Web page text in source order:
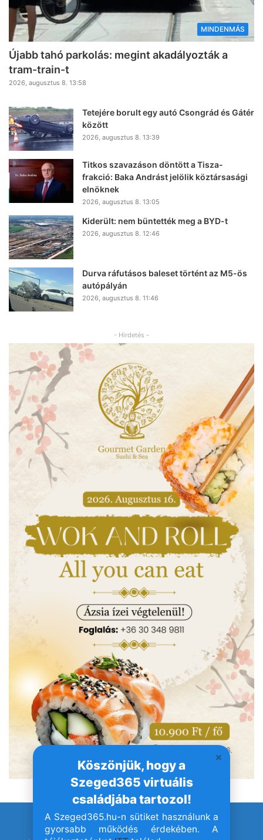
Köszönjük, hogy a
Szeged365 virtuális
családjába tartozol!
A Szeged365.hu-n sütiket használunk a
gyorsabb működés érdekében. A
MINDENMÁS
Újabb tahó parkolás: megint akadályozták a
tram-train-t
2026, augusztus 8. 13:58
Tetejére borult egy autó Csongrád és Gátér
között
2026, augusztus 8. 13:39
Titkos szavazáson döntött a Tisza-
frakció: Baka Andrást jelölik köztársasági
elnöknek
2026, augusztus 8. 13:05
Kiderült: nem büntették meg a BYD-t
2026, augusztus 8. 12:46
Durva ráfutásos baleset történt az M5-ös
autópályán
2026, augusztus 8. 11:46
- Hirdetés -
© Szeged365.hu I Minden jog fenntartva!